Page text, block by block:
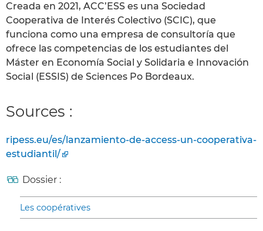
Creada en 2021, ACC’ESS es una Sociedad
Cooperativa de Interés Colectivo (SCIC), que
funciona como una empresa de consultoría que
ofrece las competencias de los estudiantes del
Máster en Economía Social y Solidaria e Innovación
Social (ESSIS) de Sciences Po Bordeaux.
Sources :
ripess.eu/es/lanzamiento-de-access-un-cooperativa-
estudiantil/
Dossier :
Les coopératives